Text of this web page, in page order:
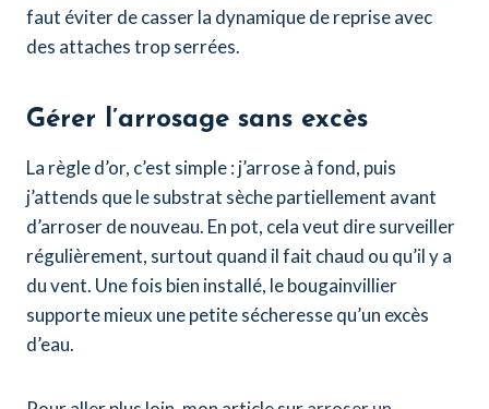
faut éviter de casser la dynamique de reprise avec
des attaches trop serrées.
Gérer l’arrosage sans excès
La règle d’or, c’est simple : j’arrose à fond, puis
j’attends que le substrat sèche partiellement avant
d’arroser de nouveau. En pot, cela veut dire surveiller
régulièrement, surtout quand il fait chaud ou qu’il y a
du vent. Une fois bien installé, le bougainvillier
supporte mieux une petite sécheresse qu’un excès
d’eau.